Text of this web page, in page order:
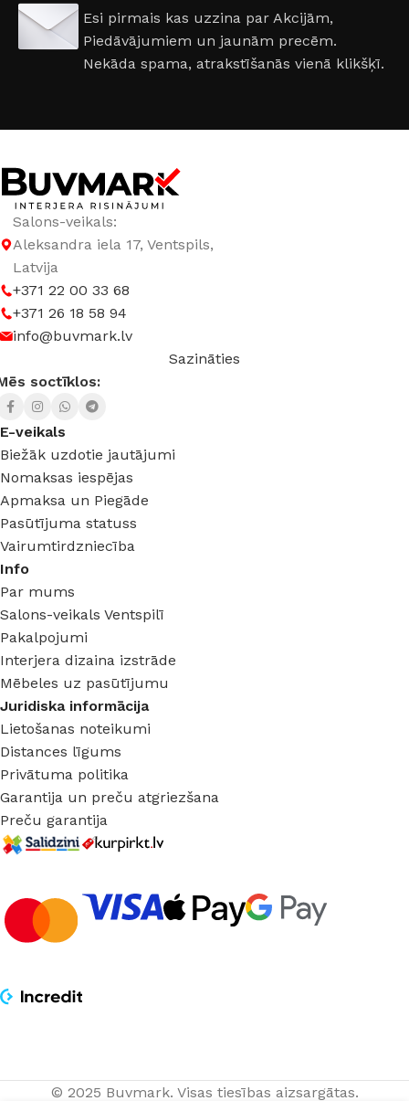
Esi pirmais kas uzzina par Akcijām,
Piedāvājumiem un jaunām precēm.
Nekāda spama, atrakstīšanās vienā klikšķī.
Salons-veikals:
Aleksandra iela 17, Ventspils,
Latvija
+371 22 00 33 68
+371 26 18 58 94
info@buvmark.lv
Sazināties
soctīklos:
E-veikals
Biežāk uzdotie jautājumi
Nomaksas iespējas
Apmaksa un Piegāde
Pasūtījuma statuss
Vairumtirdzniecība
Info
Par mums
Salons-veikals Ventspilī
Pakalpojumi
Interjera dizaina izstrāde
Mēbeles uz pasūtījumu
Juridiska informācija
Lietošanas noteikumi
Distances līgums
Privātuma politika
Garantija un preču atgriezšana
Preču garantija
© 2025 Buvmark. Visas tiesības aizsargātas.